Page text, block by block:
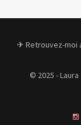
✈︎ Retrouvez-moi
© 2025 -